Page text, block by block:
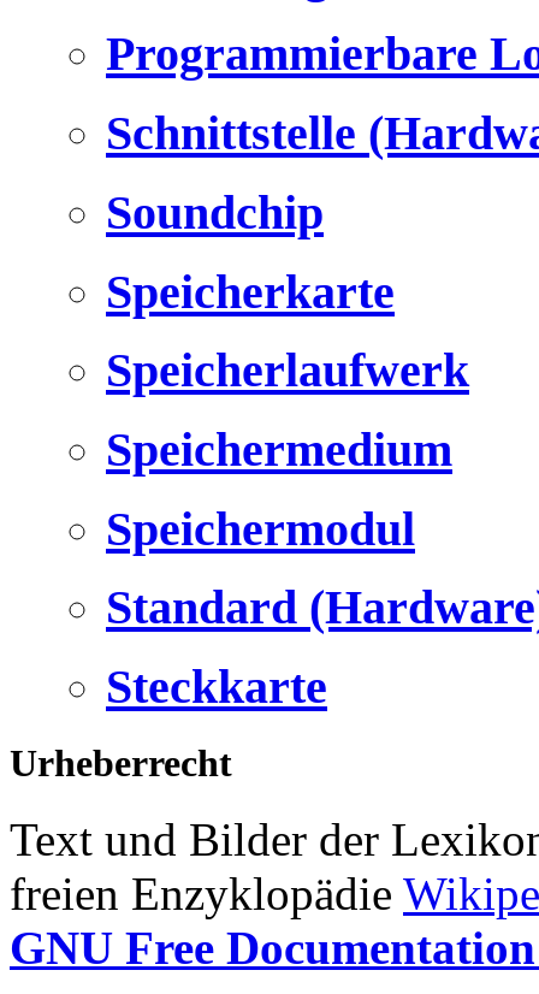
Programmierbare
Schnittstelle
Soundchip
Speicherkarte
Speicherlaufwerk
Speichermedium
Speichermodul
Standard
Steckkarte
Urheberrecht
Text und Bilder der
freien Enzyklopädie
GNU Free